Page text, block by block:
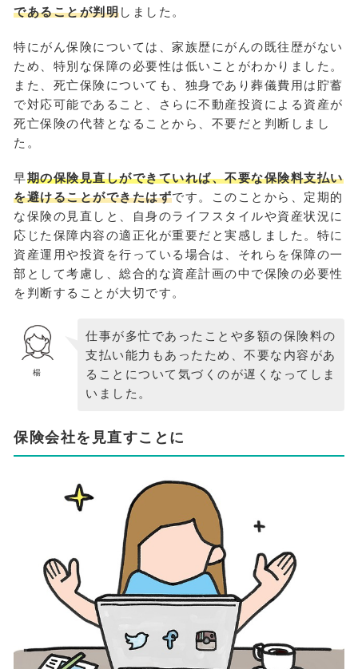
であることが判明しました。
特にがん保険については、家族歴にがんの既往歴がない
ため、特別な保障の必要性は低いことがわかりました。
また、死亡保険についても、独身であり葬儀費用は貯蓄
で対応可能であること、さらに不動産投資による資産が
死亡保険の代替となることから、不要だと判断しまし
た。
早期の保険見直しができていれば、不要な保険料支払い
を避けることができたはずです。このことから、定期的
な保険の見直しと、自身のライフスタイルや資産状況に
応じた保障内容の適正化が重要だと実感しました。特に
資産運用や投資を行っている場合は、それらを保障の一
部として考慮し、総合的な資産計画の中で保険の必要性
を判断することが大切です。
楊
仕事が多忙であったことや多額の保険料の
支払い能力もあったため、不要な内容があ
ることについて気づくのが遅くなってしま
いました。
保険会社を見直すことに